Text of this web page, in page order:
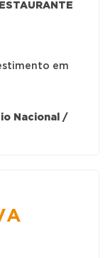
em
Nacional /